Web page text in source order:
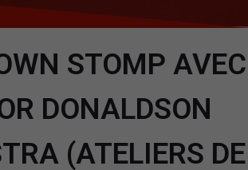
STOMP AVEC
DONALDSON
(ATELIERS DE